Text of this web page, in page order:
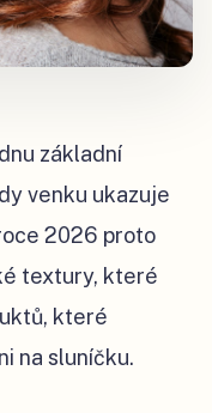
základní
venku ukazuje
2026 proto
textury, které
které
na sluníčku.